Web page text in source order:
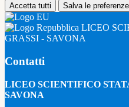
Accetta tutti Salva le preferenze
LICEO
GRASSI - SAVONA
Contatti
LICEO SCIENTIFICO
SAVONA